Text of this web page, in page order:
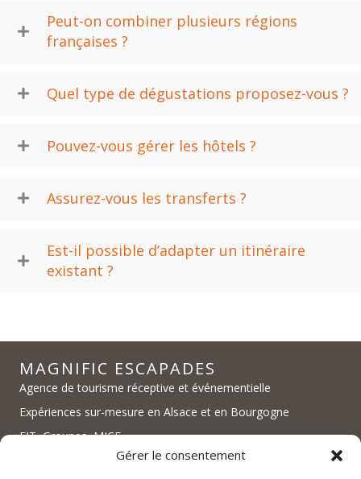
Gérer le consentement
Peut-on combiner plusieurs régions
françaises ?
Quel type de dégustations proposez-vous ?
Pouvez-vous gérer les hôtels ?
Assurez-vous les transferts ?
Est-il possible d’adapter un itinéraire
existant ?
MAGNIFIC ESCAPADES
Agence de tourisme réceptive et événementielle
Expériences sur-mesure en Alsace et en Bourgogne
FIT, Groupes, MICE